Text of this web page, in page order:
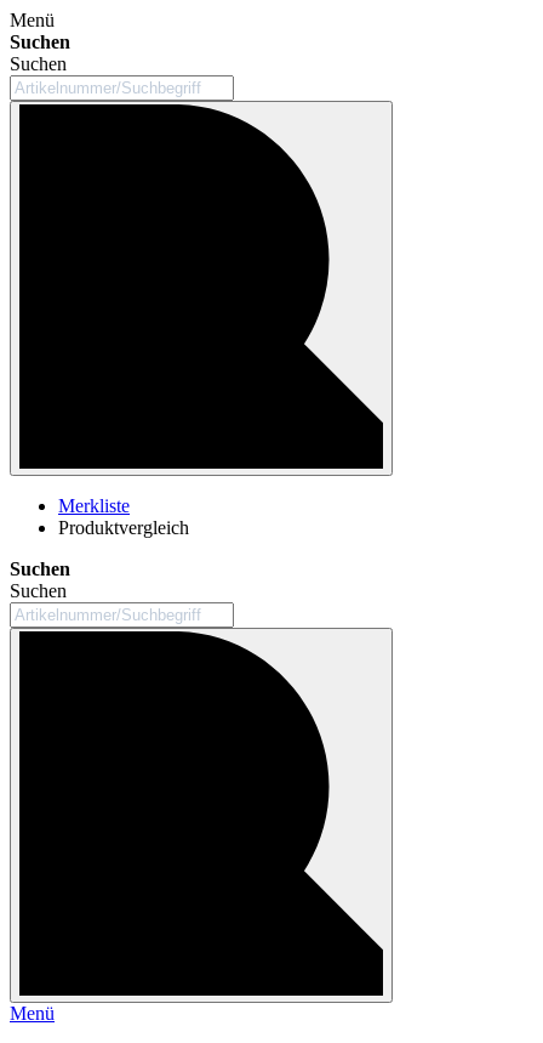
Menü
Suchen
Suchen
Merkliste
Produktvergleich
Suchen
Suchen
Menü